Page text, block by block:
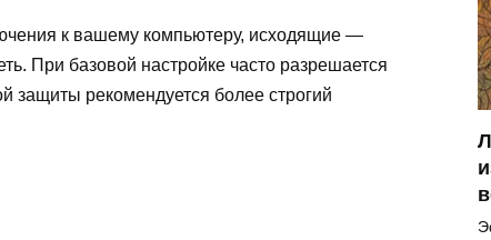
к вашему компьютеру, исходящие —
При базовой настройке часто разрешается
защиты рекомендуется более строгий